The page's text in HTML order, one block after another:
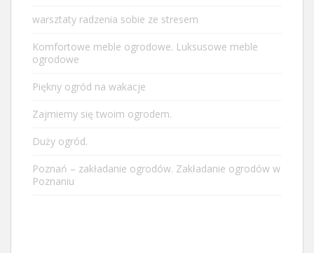
warsztaty radzenia sobie ze stresem
Komfortowe meble ogrodowe. Luksusowe meble
ogrodowe
Piękny ogród na wakacje
Zajmiemy się twoim ogrodem.
Duży ogród.
Poznań – zakładanie ogrodów. Zakładanie ogrodów w
Poznaniu